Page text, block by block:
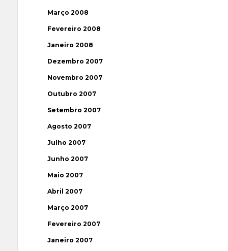
Março 2008
Fevereiro 2008
Janeiro 2008
Dezembro 2007
Novembro 2007
Outubro 2007
Setembro 2007
Agosto 2007
Julho 2007
Junho 2007
Maio 2007
Abril 2007
Março 2007
Fevereiro 2007
Janeiro 2007